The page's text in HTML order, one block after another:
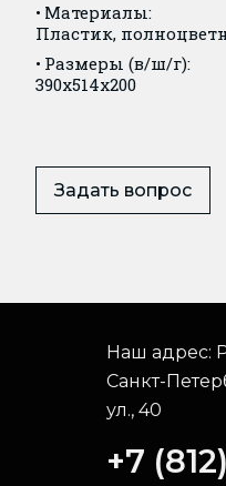
Материалы:
Пластик,
Размеры (в/ш/г):
390x514x200
Задать вопрос
Наш адрес:
Санкт-
ул., 40
+7